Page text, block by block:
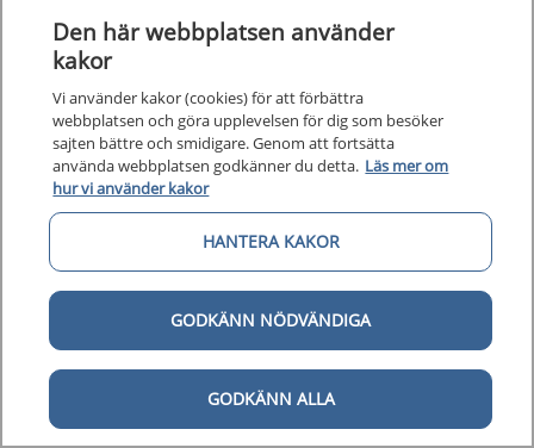
behöva utvecklas. För mer information läs:
Vem får utse fast vårdkontakt till en patient? För
hälso- och sjukvården - Socialstyrelsen
Dokumenterad överenskommelse - SKR
Stöd och information för patient och
närstående
När diagnosen är fastställd har patienten och dess
närstående rätt till muntlig och skriftlig information
om den aktuella diagnosen. Det behöver säkerställas
att patienten förstår informationen genom att ge den
på ett för patienten anpassat sätt avseende
funktionsnivå, språk, bildstöd etcetera. Vården
Den här webbplatsen använder
kakor
Vi använder kakor (cookies) för att förbättra
webbplatsen och göra upplevelsen för dig som besöker
sajten bättre och smidigare. Genom att fortsätta
använda webbplatsen godkänner du detta. Läs mer om
hur vi använder kakor
HANTERA KAKOR
GODKÄNN NÖDVÄNDIGA
GODKÄNN ALLA